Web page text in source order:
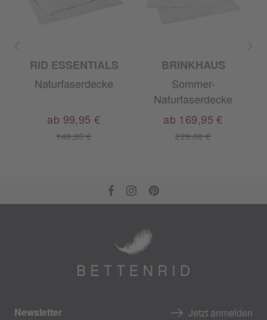
RID ESSENTIALS
Naturfaserdecke
149,95 €
ab 99,95 €
BRINKHAUS
Sommer-
Naturfaserdecke
229,00 €
ab 169,95 €
Newsletter Jetzt anmelden